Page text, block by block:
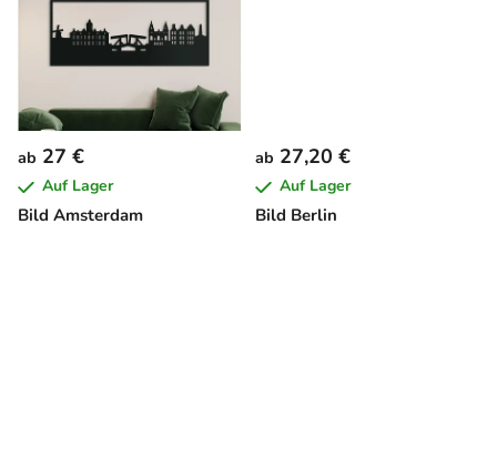
Bild Amsterdam
ab 27 €
Auf Lager
Bild Berlin
ab 27,20 €
Auf Lager